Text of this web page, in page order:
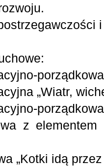
„Wiatr,
z elementem
„Kotki idą przez